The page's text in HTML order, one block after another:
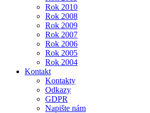
Rok 2010
Rok 2008
Rok 2009
Rok 2007
Rok 2006
Rok 2005
Rok 2004
Kontakt
Kontakty
Odkazy
GDPR
Napište nám